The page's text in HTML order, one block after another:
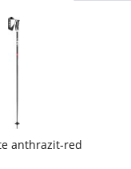
anthrazit-red